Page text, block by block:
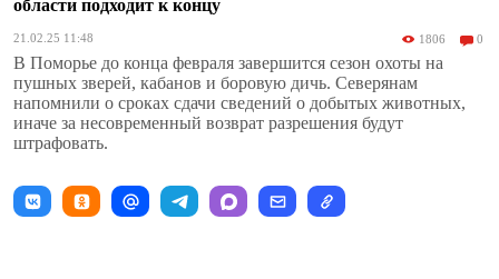
области подходит к концу
21.02.25 11:48 1806 0
В Поморье до конца февраля завершится сезон охоты на
пушных зверей, кабанов и боровую дичь. Северянам
напомнили о сроках сдачи сведений о добытых животных,
иначе за несовременный возврат разрешения будут
штрафовать.